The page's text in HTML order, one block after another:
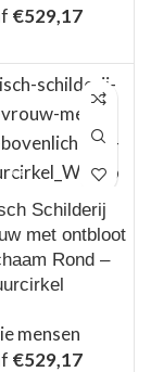
€529,17
Schilderij
met ontbloot
Rond –
mensen
€529,17